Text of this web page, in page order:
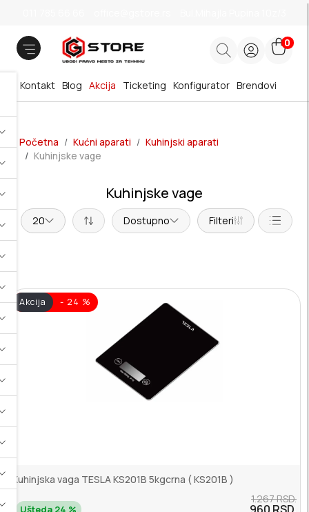
0
Brendovi
Blog Akcija
Kontakt Ticketing Konfigurator
Početna Kućni aparati
Kuhinjski aparati
Kuhinjske vage
Kuhinjske vage
20 Dostupno Filteri
Akcija - 24 %
Kuhinjska vaga TESLA KS201B 5kgcrna ( KS201B )
1.267RSD.
960 RSD.
Ušteda 24 %